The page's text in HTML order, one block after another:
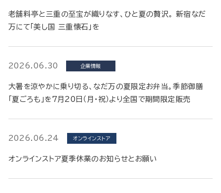
老舗料亭と三重の至宝が織りなす、ひと夏の贅沢。 新宿なだ
万にて「美し国 三重懐石」を
2026.06.30 企業情報
大暑を涼やかに乗り切る、なだ万の夏限定お弁当。季節御膳
「夏ごろも」を7月20日（月・祝）より全国で期間限定販売
2026.06.24 オンラインストア
オンラインストア夏季休業のお知らせとお願い